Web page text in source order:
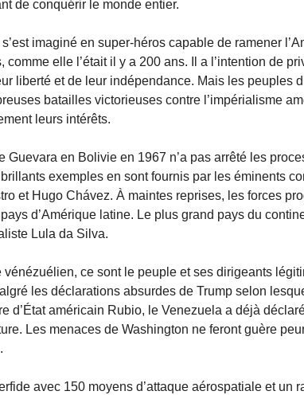
de conquérir le monde entier.
imaginé en super-héros capable de ramener
comme elle l’était il y a 200 ans. Il a l’intention de
liberté et de leur indépendance. Mais les peuples
batailles victorieuses contre l’impérialisme
leurs intérêts.
Guevara en Bolivie en 1967 n’a pas arrêté les
exemples en sont fournis par les éminents
et Hugo Chávez. À maintes reprises, les forces
d’Amérique latine. Le plus grand pays du
Lula da Silva.
vénézuélien, ce sont le peuple et ses dirigeants
les déclarations absurdes de Trump selon
d’État américain Rubio, le Venezuela a déjà
Les menaces de Washington ne feront guère
avec 150 moyens d’attaque aérospatiale et un